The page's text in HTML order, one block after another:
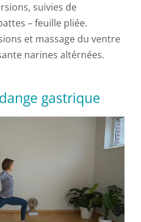
suivies de
– feuille pliée.
et massage du ventre
narines altérnées.
gastrique